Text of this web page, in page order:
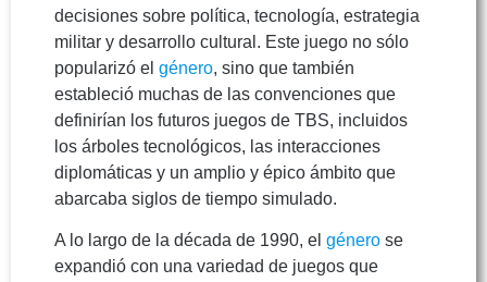
decisiones sobre política, tecnología, estrategia
militar y desarrollo cultural. Este juego no sólo
popularizó el género, sino que también
estableció muchas de las convenciones que
definirían los futuros juegos de TBS, incluidos
los árboles tecnológicos, las interacciones
diplomáticas y un amplio y épico ámbito que
abarcaba siglos de tiempo simulado.
A lo largo de la década de 1990, el género se
expandió con una variedad de juegos que